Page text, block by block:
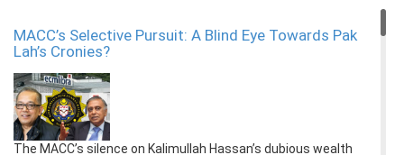
MACC’s Selective Pursuit: A Blind Eye Towards Pak
Lah’s Cronies?
The MACC’s silence on Kalimullah Hassan’s dubious wealth